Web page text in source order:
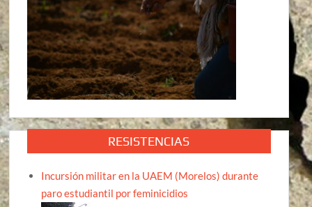
RESISTENCIAS
Incursión militar en la UAEM (Morelos) durante
paro estudiantil por feminicidios